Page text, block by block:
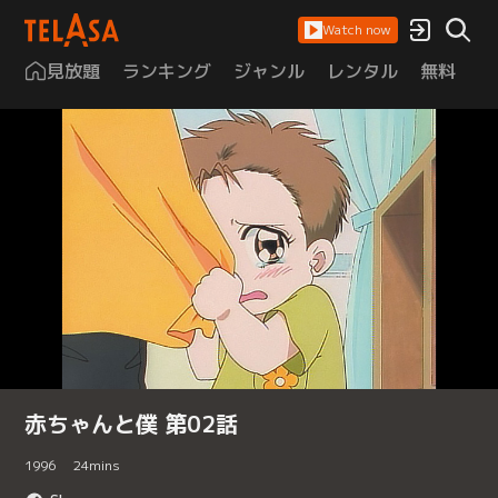
Watch now
見放題 ランキング ジャンル レンタル 無料
赤ちゃんと僕 第02話
1996 24mins